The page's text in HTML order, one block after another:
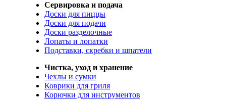
Сервировка и подача
Доски для пиццы
Доски для подачи
Доски разделочные
Лопаты и лопатки
Подставки, скребки и шпатели
Чистка, уход и хранение
Чехлы и сумки
Коврики для гриля
Корючки для инструментов